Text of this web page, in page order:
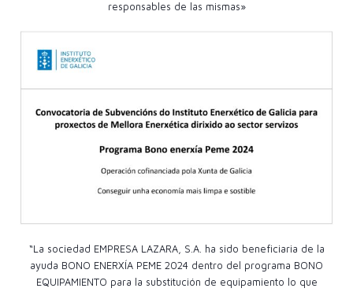
responsables de las mismas»
“La sociedad EMPRESA LAZARA, S.A. ha sido beneficiaria de la
ayuda BONO ENERXÍA PEME 2024 dentro del programa BONO
EQUIPAMIENTO para la substitución de equipamiento lo que